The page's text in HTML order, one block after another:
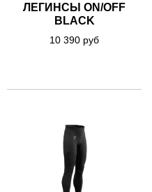
ЛЕГИНСЫ ON/OFF
BLACK
10 390 руб